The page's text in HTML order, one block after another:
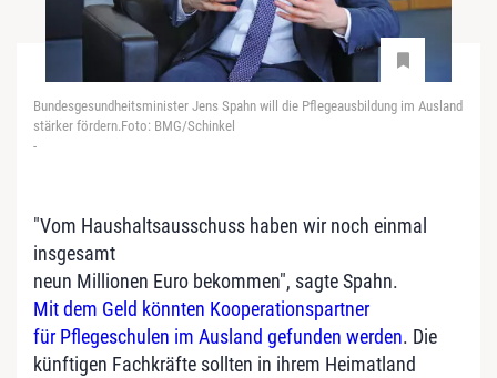
Bundesgesundheitsminister Jens Spahn will die Pflegeausbildung im Ausland
stärker fördern.Foto: BMG/Schinkel
-
"Vom Haushaltsausschuss haben wir noch einmal
insgesamt
neun Millionen Euro bekommen", sagte Spahn.
Mit dem Geld könnten Kooperationspartner
für Pflegeschulen im Ausland gefunden werden. Die
künftigen Fachkräfte sollten in ihrem Heimatland